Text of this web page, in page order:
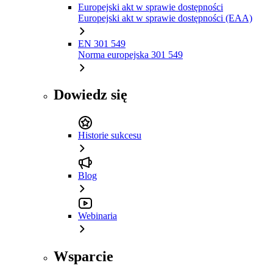
Europejski akt w sprawie dostępności
Europejski akt w sprawie dostępności (EAA)
EN 301 549
Norma europejska 301 549
Dowiedz się
Historie sukcesu
Blog
Webinaria
Wsparcie